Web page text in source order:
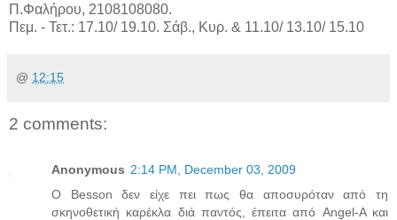
Π.Φαλήρου, 2108108080.
Πεμ. - Τετ.: 17.10/ 19.10. Σάβ., Κυρ. & 11.10/ 13.10/ 15.10
@ 12:15
2 comments:
Anonymous 2:14 PM, December 03, 2009
O Besson δεν είχε πει πως θα αποσυρόταν από τη
σκηνοθετική καρέκλα διά παντός, έπειτα από Angel-A και